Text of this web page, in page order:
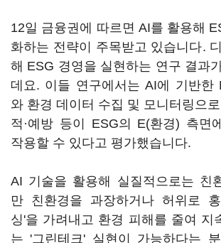
12일 금융권에 따르면 AI를 활용해
화하는 전략이 주목받고 있습니다.
해 ESG 경영을 실현하는 연구 결과
데요. 이들 연구에서는 AI에 기반한
와 환경 데이터 수집 및 모니터링으
적·예방 등이 ESG의 E(환경) 측면
작용할 수 있다고 평가했습니다.
AI 기술을 활용해 실질적으로는 친
만 친환경을 과장하거나 허위로
싱'을 가려내고 환경 피해를 줄여 지
는 '그린테크' 실현이 가능하다는